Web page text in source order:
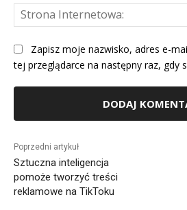
Zapisz moje nazwisko, adres e-
tej przeglądarce na następny raz, gdy
Poprzedni artykuł
Sztuczna inteligencja
pomoże tworzyć treści
reklamowe na TikToku